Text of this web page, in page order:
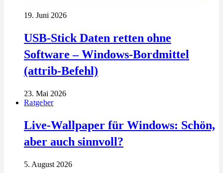
19. Juni 2026
USB-Stick Daten retten ohne
Software – Windows-Bordmittel
(attrib-Befehl)
23. Mai 2026
Ratgeber
Live-Wallpaper für Windows: Schön,
aber auch sinnvoll?
5. August 2026